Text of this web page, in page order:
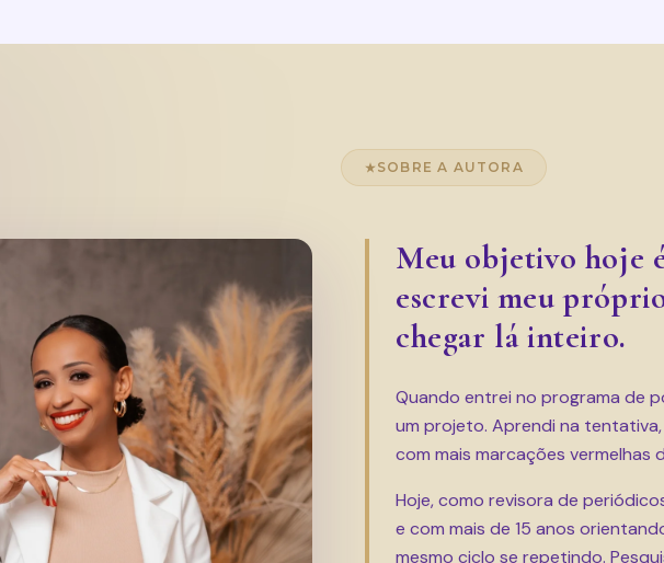
SOBRE A AUTORA
Meu objetivo hoje
escrevi meu
chegar lá inteiro.
Quando entrei no programa de
um projeto. Aprendi na
com mais marcações vermelhas
Hoje, como revisora de
e com mais de 15 anos
mesmo ciclo se repetindo.